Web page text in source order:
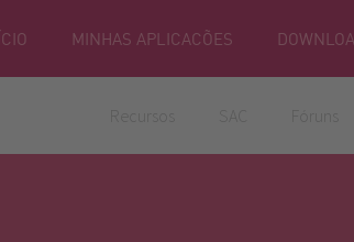
MINHAS APLICACÕES